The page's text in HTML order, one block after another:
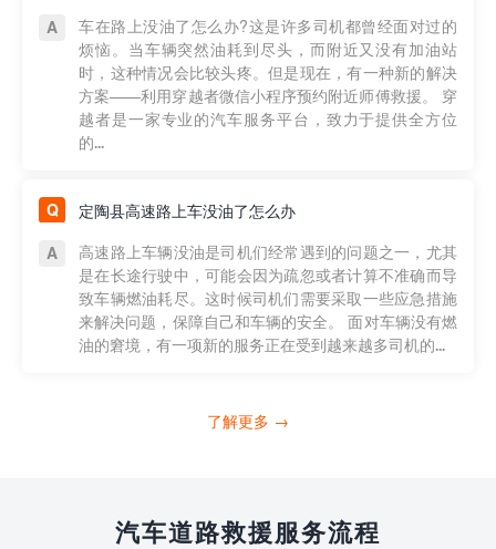
车在路上没油了怎么办?这是许多司机都曾经面对过的
烦恼。当车辆突然油耗到尽头，而附近又没有加油站
时，这种情况会比较头疼。但是现在，有一种新的解决
方案——利用穿越者微信小程序预约附近师傅救援。 穿
越者是一家专业的汽车服务平台，致力于提供全方位
的...
定陶县高速路上车没油了怎么办
高速路上车辆没油是司机们经常遇到的问题之一，尤其
是在长途行驶中，可能会因为疏忽或者计算不准确而导
致车辆燃油耗尽。这时候司机们需要采取一些应急措施
来解决问题，保障自己和车辆的安全。 面对车辆没有燃
油的窘境，有一项新的服务正在受到越来越多司机的...
了解更多 →
汽车道路救援服务流程